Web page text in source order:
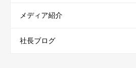
メディア紹介
社長ブログ